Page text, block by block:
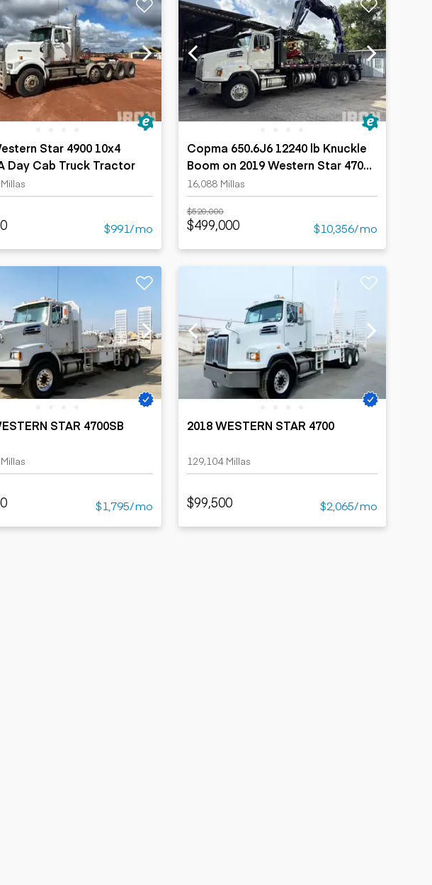
Star 4900 10x4
Day Cab Truck Tractor
$991/mo
Copma 650.6J6 12240 lb Knuckle
Boom on 2019 Western Star 4700
8x4 Grapple Truck
16,088 Millas
$520,000
$499,000 $10,356/mo
STAR 4700SB
$1,795/mo
2018 WESTERN STAR 4700
129,104 Millas
$99,500 $2,065/mo